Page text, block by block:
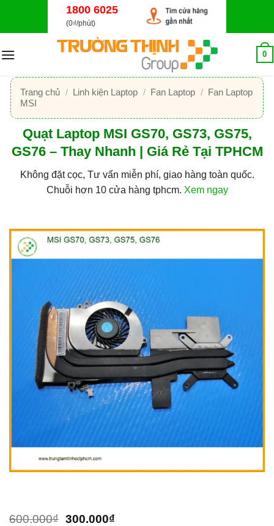
dung
1800 6025
(0₫/phút)
0
Trang chủ / Linh kiện Laptop / Fan Laptop / Fan Laptop
MSI
Quạt Laptop MSI GS70, GS73, GS75,
GS76 – Thay Nhanh | Giá Rẻ Tại TPHCM
Không đặt cọc, Tư vấn miễn phí, giao hàng toàn quốc.
Chuỗi hơn 10 cửa hàng tphcm. Xem ngay
600.000₫ Giá
300.000₫Giá